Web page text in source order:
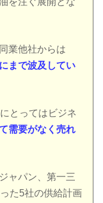
業他社からは
まで波及してい
とってはビジネ
需要がなく売れ
ャパン、第一三
た5社の供給計画